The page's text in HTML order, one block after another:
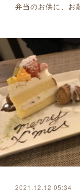
弁当のお供に、お
2021.12.12 05:34